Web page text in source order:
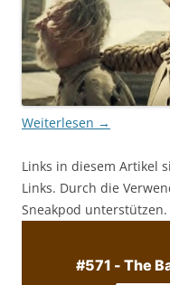
Weiterlesen →
Links in diesem Artikel
Links. Durch die
Sneakpod unterstützen.